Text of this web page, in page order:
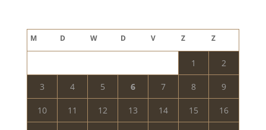
M D W D V Z Z
1 2
3 4 5 6 7 8 9
10 11 12 13 14 15 16